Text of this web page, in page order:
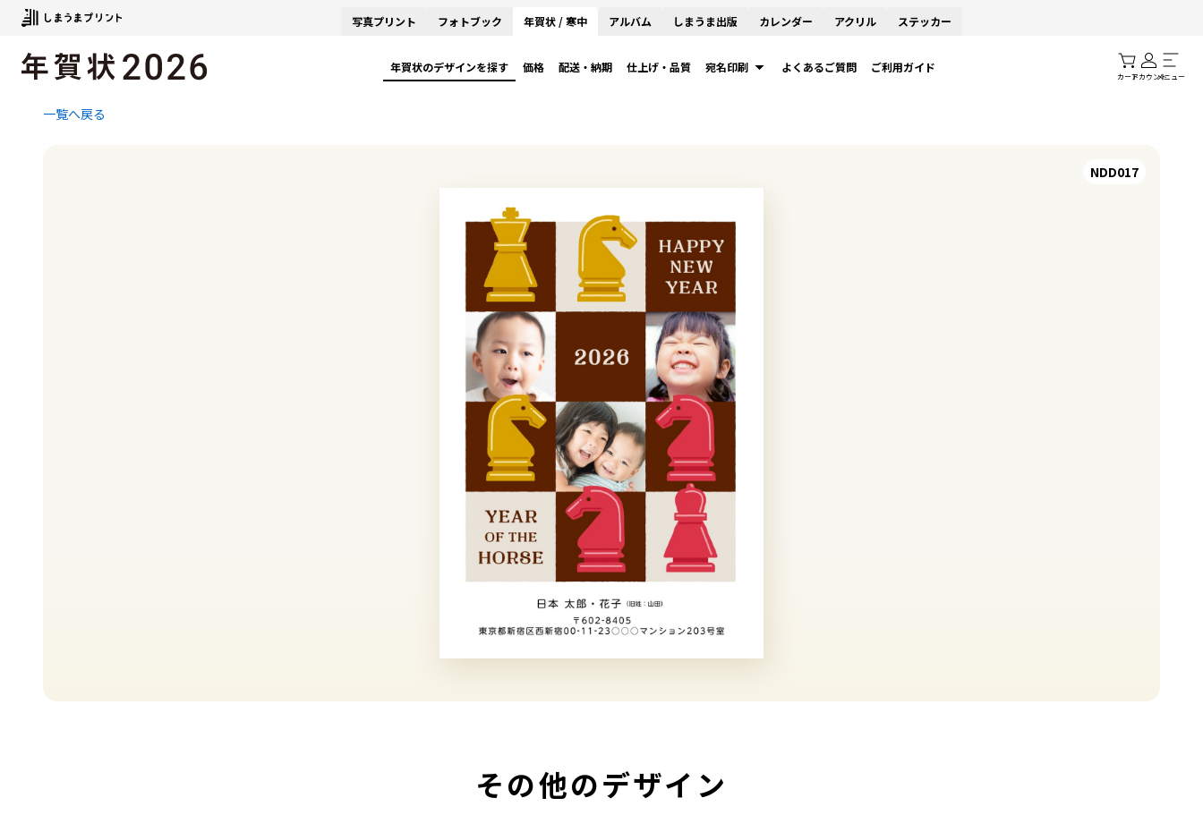
写真プリント フォトブック 年賀状 / 寒中 アルバム しまうま出版 カレンダー アクリル ステッカー
年賀状のデザインを探す 価格 配送・納期 仕上げ・品質 宛名印刷 よくあるご質問 ご利用ガイド
カートアカウントメニュー
一覧へ戻る
NDD017
その他のデザイン